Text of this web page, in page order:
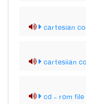
cartesian
cartesiian
cd - rom